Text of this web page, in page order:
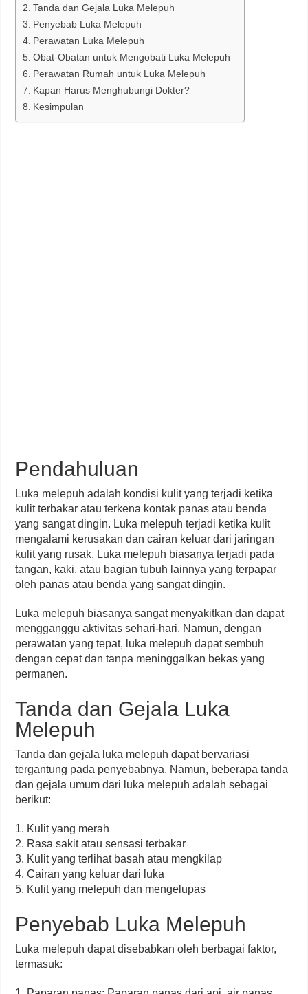
Tanda dan Gejala Luka Melepuh
Penyebab Luka Melepuh
Perawatan Luka Melepuh
Obat-Obatan untuk Mengobati Luka Melepuh
Perawatan Rumah untuk Luka Melepuh
Kapan Harus Menghubungi Dokter?
Kesimpulan
Pendahuluan
Luka melepuh adalah kondisi kulit yang terjadi ketika
kulit terbakar atau terkena kontak panas atau benda
yang sangat dingin. Luka melepuh terjadi ketika kulit
mengalami kerusakan dan cairan keluar dari jaringan
kulit yang rusak. Luka melepuh biasanya terjadi pada
tangan, kaki, atau bagian tubuh lainnya yang terpapar
oleh panas atau benda yang sangat dingin.
Luka melepuh biasanya sangat menyakitkan dan dapat
mengganggu aktivitas sehari-hari. Namun, dengan
perawatan yang tepat, luka melepuh dapat sembuh
dengan cepat dan tanpa meninggalkan bekas yang
permanen.
Tanda dan Gejala Luka
Melepuh
Tanda dan gejala luka melepuh dapat bervariasi
tergantung pada penyebabnya. Namun, beberapa tanda
dan gejala umum dari luka melepuh adalah sebagai
berikut:
1. Kulit yang merah
2. Rasa sakit atau sensasi terbakar
3. Kulit yang terlihat basah atau mengkilap
4. Cairan yang keluar dari luka
5. Kulit yang melepuh dan mengelupas
Penyebab Luka Melepuh
Luka melepuh dapat disebabkan oleh berbagai faktor,
termasuk: